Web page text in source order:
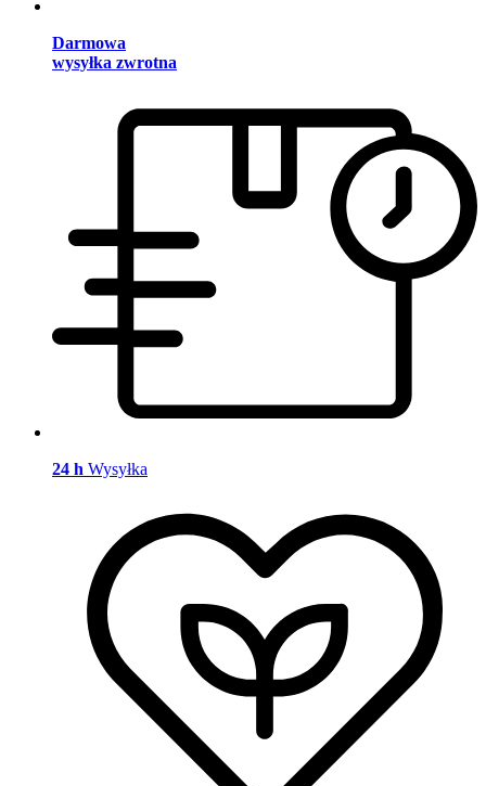
Darmowa
wysyłka zwrotna
24 h Wysyłka